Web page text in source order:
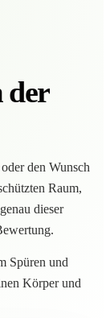
der
den Wunsch
Raum,
dieser
Spüren und
Körper und